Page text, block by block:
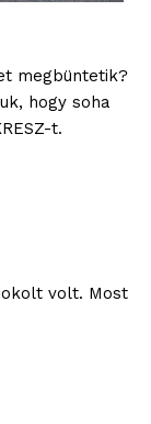
megbüntetik?
hogy soha
t.
volt. Most